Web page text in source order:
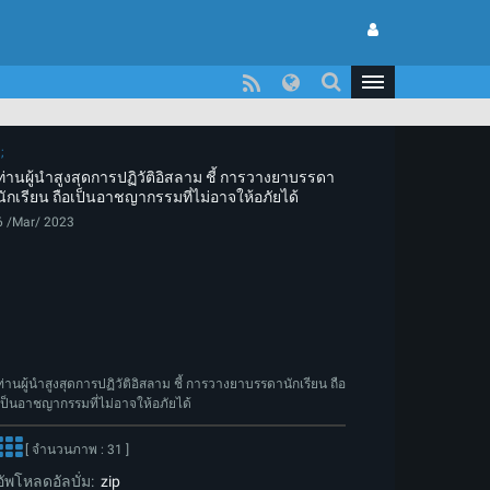
านผู้นำสูงสุดการปฏิวัติอิสลาม ชี้ การวางยาบรรดา
กเรียน ถือเป็นอาชญากรรมที่ไม่อาจให้อภัยได้
/Mar/ 2023
านผู้นำสูงสุดการปฏิวัติอิสลาม ชี้ การวางยาบรรดานักเรียน ถือ
ป็นอาชญากรรมที่ไม่อาจให้อภัยได้
[ จำนวนภาพ : 31 ]
พโหลดอัลบั่ม: zip